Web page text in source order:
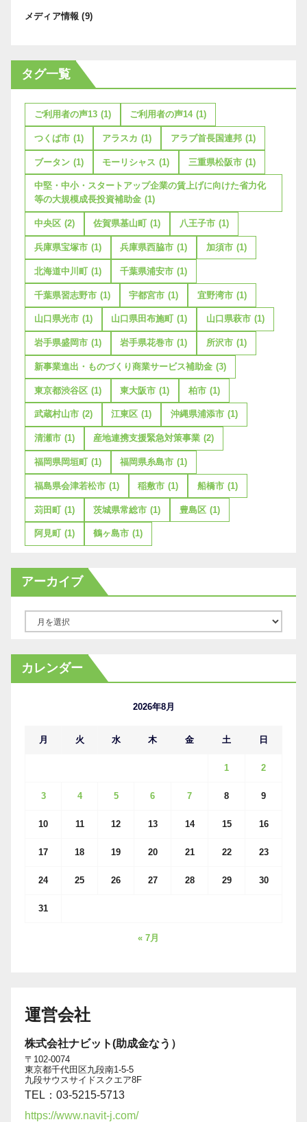
メディア情報 (9)
タグ一覧
ご利用者の声13 (1) ご利用者の声14 (1)
つくば市 (1) アラスカ (1) アラブ首長国連邦 (1)
ブータン (1) モーリシャス (1) 三重県松阪市 (1)
中堅・中小・スタートアップ企業の賃上げに向けた省力化
等の大規模成長投資補助金 (1)
中央区 (2) 佐賀県基山町 (1) 八王子市 (1)
兵庫県宝塚市 (1) 兵庫県西脇市 (1) 加須市 (1)
北海道中川町 (1) 千葉県浦安市 (1)
千葉県習志野市 (1) 宇都宮市 (1) 宜野湾市 (1)
山口県光市 (1) 山口県田布施町 (1) 山口県萩市 (1)
岩手県盛岡市 (1) 岩手県花巻市 (1) 所沢市 (1)
新事業進出・ものづくり商業サービス補助金 (3)
東京都渋谷区 (1) 東大阪市 (1) 柏市 (1)
武蔵村山市 (2) 江東区 (1) 沖縄県浦添市 (1)
清瀬市 (1) 産地連携支援緊急対策事業 (2)
福岡県岡垣町 (1) 福岡県糸島市 (1)
福島県会津若松市 (1) 稲敷市 (1) 船橋市 (1)
苅田町 (1) 茨城県常総市 (1) 豊島区 (1)
阿見町 (1) 鶴ヶ島市 (1)
アーカイブ
カ
イ
カレンダー
2026年8月
月 火 水 木 金 土 日
1 2
3 4 5 6 7 8 9
10 11 12 13 14 15 16
17 18 19 20 21 22 23
24 25 26 27 28 29 30
31
« 7月
運営会社
株式会社ナビット(助成金なう）
〒102-0074
東京都千代田区九段南1-5-5
九段サウスサイドスクエア8F
TEL：03-5215-5713
https://www.navit-j.com/